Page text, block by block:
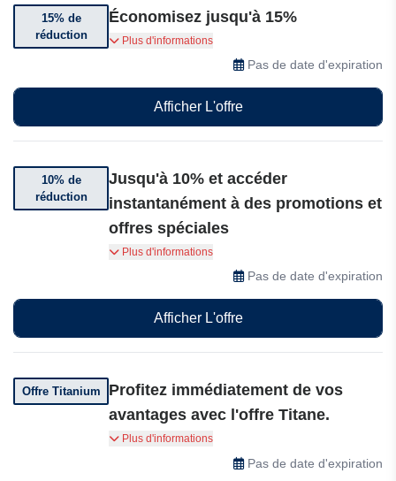
15% de
réduction
Économisez jusqu'à 15%
Réservez tôt et économisez jusqu'à 15% sur la
Thaïlande Avani + Hua Hin
Plus d'informations
Pas de date d'expiration
Afficher L'offre
10% de
réduction
Jusqu'à 10% et accéder
instantanément à des promotions et
offres spéciales
Inscrivez-vous et réservez directement chez
Minor Hotels pour économiser jusqu'à 10% et
accéder instantanément à des promotions et
offres spéciales exclusives réservées aux
membres.
Plus d'informations
Pas de date d'expiration
Afficher L'offre
Offre Titanium
Profitez immédiatement de vos
avantages avec l'offre Titane.
Séjournez 30 nuits, dépensez 15 000 USD ou
visitez trois marques par an. Gagnez 7 D$ par
tranche de 100 USD, valable 24 mois, avec
Plus d'informations
Pas de date d'expiration